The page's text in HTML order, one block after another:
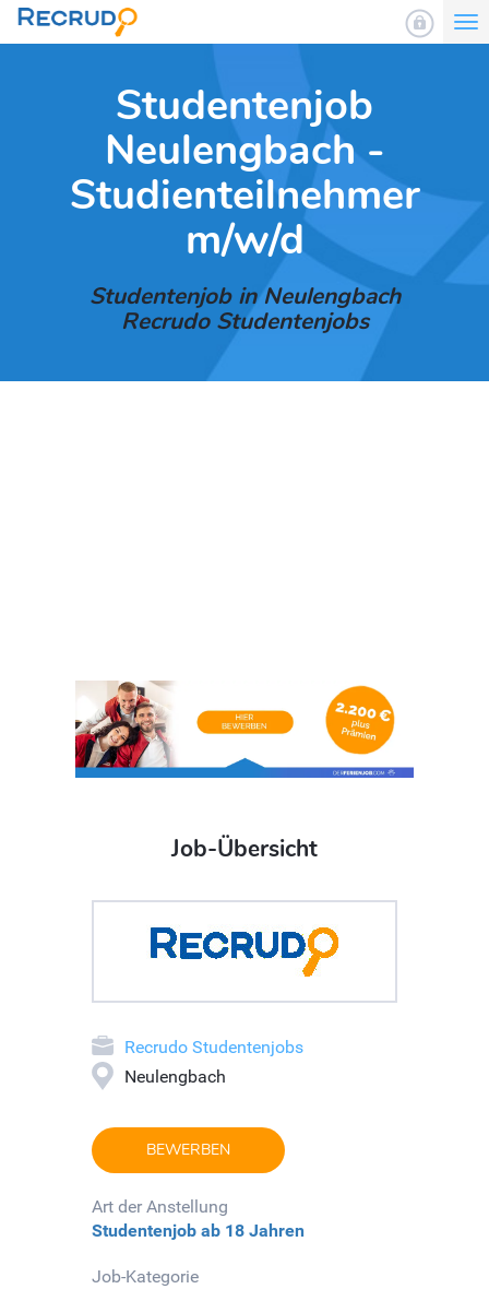
Studentenjob
Neulengbach -
Studienteilnehmer
m/w/d
Studentenjob in Neulengbach
Recrudo Studentenjobs
Job-Übersicht
Recrudo Studentenjobs
Neulengbach
BEWERBEN
Art der Anstellung
Studentenjob ab 18 Jahren
Job-Kategorie